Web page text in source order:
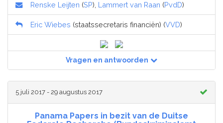
Renske Leijten (SP), Lammert van Raan (PvdD)
Eric Wiebes (staatssecretaris financiën) (VVD)
Vragen en antwoorden
5 juli 2017 - 29 augustus 2017
Panama Papers in bezit van de Duitse